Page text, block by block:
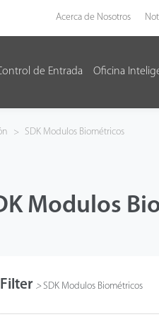
Acerca de Nosotros
de Entrada Oficina
> SDK Modulos Biométricos
Modulos
Filter > SDK Modulos Biométricos